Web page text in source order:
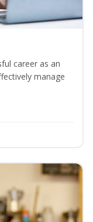
career as an
manage